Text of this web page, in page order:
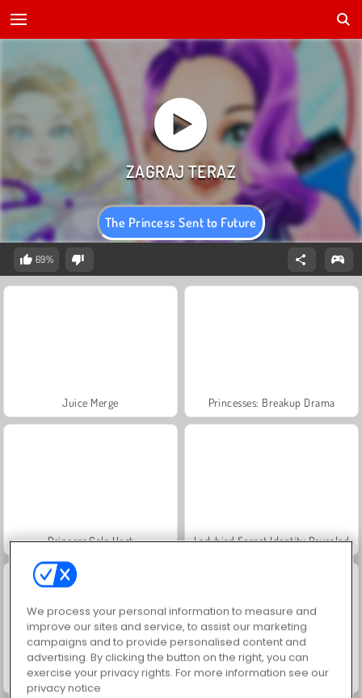
The Princess Sent to Future
69%
Juice Merge Princesses: Breakup Drama
Princess Gala Host Ladybird Secret Identity Revealed
Casual Weekend Fashionistas Ellie: Fashion Police
We process your personal information to measure and
improve our sites and service, to assist our marketing
campaigns and to provide personalised content and
advertising. By clicking the button on the right, you can
exercise your privacy rights. For more information see our
privacy notice